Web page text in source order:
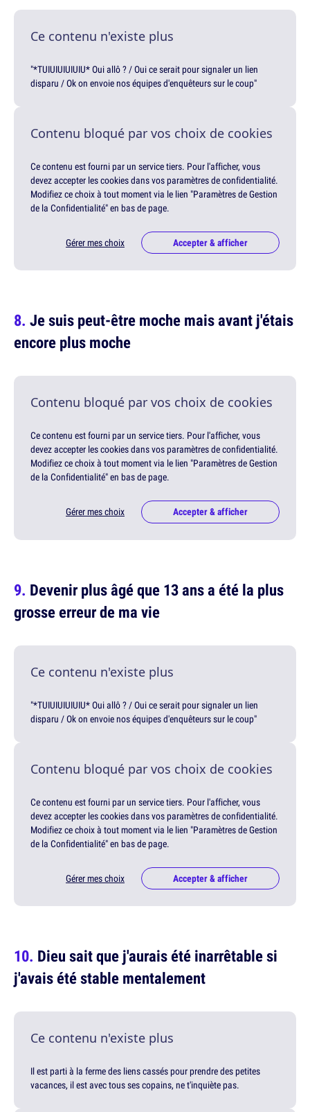
Ce contenu n'existe plus
"*TUIUIUIUIUIU* Oui allô ? / Oui ce serait pour signaler un lien
disparu / Ok on envoie nos équipes d'enquêteurs sur le coup"
Contenu bloqué par vos choix de cookies
Ce contenu est fourni par un service tiers. Pour l'afficher, vous
devez accepter les cookies dans vos paramètres de confidentialité.
Modifiez ce choix à tout moment via le lien "Paramètres de Gestion
de la Confidentialité" en bas de page.
Gérer mes choix Accepter & afficher
Je suis peut-être moche mais avant j'étais
encore plus moche
Contenu bloqué par vos choix de cookies
Ce contenu est fourni par un service tiers. Pour l'afficher, vous
devez accepter les cookies dans vos paramètres de confidentialité.
Modifiez ce choix à tout moment via le lien "Paramètres de Gestion
de la Confidentialité" en bas de page.
Gérer mes choix Accepter & afficher
Devenir plus âgé que 13 ans a été la plus
grosse erreur de ma vie
Ce contenu n'existe plus
"*TUIUIUIUIUIU* Oui allô ? / Oui ce serait pour signaler un lien
disparu / Ok on envoie nos équipes d'enquêteurs sur le coup"
Contenu bloqué par vos choix de cookies
Ce contenu est fourni par un service tiers. Pour l'afficher, vous
devez accepter les cookies dans vos paramètres de confidentialité.
Modifiez ce choix à tout moment via le lien "Paramètres de Gestion
de la Confidentialité" en bas de page.
Gérer mes choix Accepter & afficher
Dieu sait que j'aurais été inarrêtable si
j'avais été stable mentalement
Ce contenu n'existe plus
Il est parti à la ferme des liens cassés pour prendre des petites
vacances, il est avec tous ses copains, ne t'inquiète pas.